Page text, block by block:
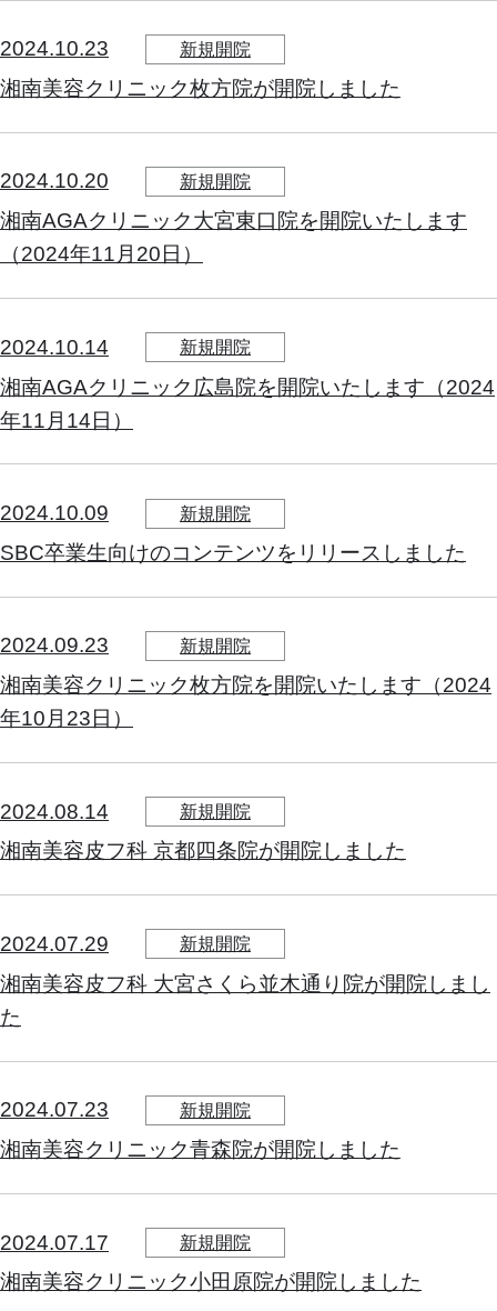
2024.10.23 新規開院
湘南美容クリニック枚方院が開院しました
2024.10.20 新規開院
湘南AGAクリニック大宮東口院を開院いたします
（2024年11月20日）
2024.10.14 新規開院
湘南AGAクリニック広島院を開院いたします（2024
年11月14日）
2024.10.09 新規開院
SBC卒業生向けのコンテンツをリリースしました
2024.09.23 新規開院
湘南美容クリニック枚方院を開院いたします（2024
年10月23日）
2024.08.14 新規開院
湘南美容皮フ科 京都四条院が開院しました
2024.07.29 新規開院
湘南美容皮フ科 大宮さくら並木通り院が開院しまし
た
2024.07.23 新規開院
湘南美容クリニック青森院が開院しました
2024.07.17 新規開院
湘南美容クリニック小田原院が開院しました